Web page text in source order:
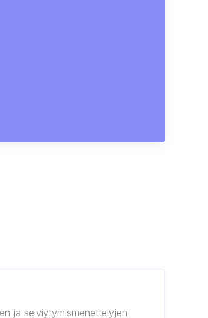
ja selviytymismenettelyjen